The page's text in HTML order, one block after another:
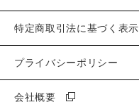
特定商取引法に基づく表示
プライバシーポリシー
会社概要